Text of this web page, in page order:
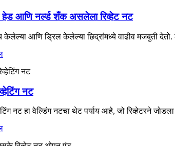
आणि नर्ल्ड शँक असलेला रिव्हेट नट
केलेल्या आणि ड्रिल केलेल्या छिद्रांमध्ये वाढीव मजबुती
नट
नट हा वेल्डिंग नटचा थेट पर्याय आहे, जो रिव्हेटरने